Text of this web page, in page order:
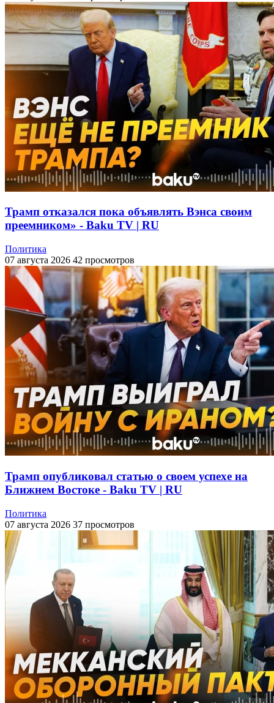
Трамп отказался пока объявлять Вэнса своим
преемником» - Baku TV | RU
Политика
07 августа 2026 42 просмотров
Трамп опубликовал статью о своем успехе на
Ближнем Востоке - Baku TV | RU
Политика
07 августа 2026 37 просмотров